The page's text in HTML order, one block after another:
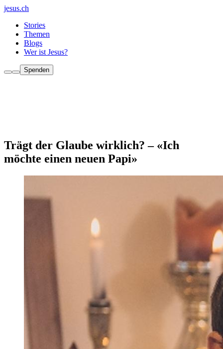
jesus.ch
Stories
Themen
Blogs
Wer ist Jesus?
Spenden
Trägt der Glaube wirklich? – «Ich
möchte einen neuen Papi»